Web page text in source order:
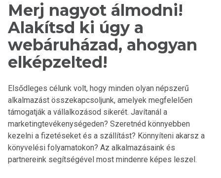
Merj nagyot álmodni!
Alakítsd ki úgy a
webáruházad, ahogyan
elképzelted!
Elsődleges célunk volt, hogy minden olyan népszerű
alkalmazást összekapcsoljunk, amelyek megfelelően
támogatják a vállalkozásod sikerét. Javítanál a
marketingtevékenységeden? Szeretnéd könnyebben
kezelni a fizetéseket és a szállítást? Könnyíteni akarsz a
könyvelési folyamatokon? Az alkalmazásaink és
partnereink segítségével most mindenre képes leszel.